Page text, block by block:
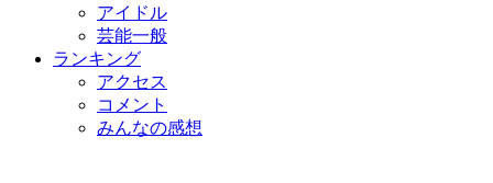
アイドル
芸能一般
ランキング
アクセス
コメント
みんなの感想